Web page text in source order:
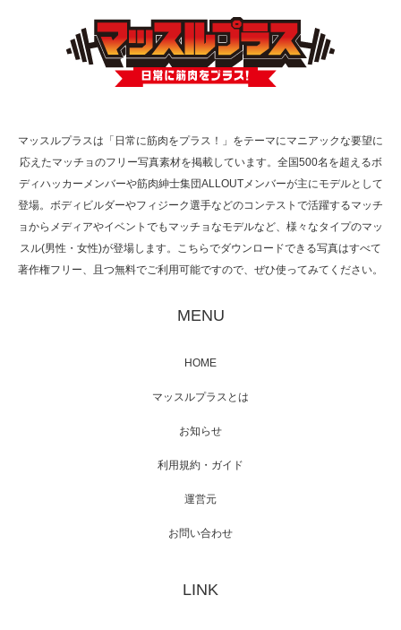
TOKYO FMラジオ番組「ONE MORNING」
で紹介さ…
た（6/8放送）
映画「メカバース」舞台挨拶へマッスルプラ
【TV】NHK BS「COOL JAPAN 」にてマッス
マッスルプラスは「日常に筋肉をプラス！」をテーマにマニアックな要望に
応えたマッチョのフリー写真素材を掲載しています。全国500名を超えるボ
ディハッカーメンバーや筋肉紳士集団ALLOUTメンバーが主にモデルとして
登場。ボディビルダーやフィジーク選手などのコンテストで活躍するマッチ
ョからメディアやイベントでもマッチョなモデルなど、様々なタイプのマッ
スル(男性・女性)が登場します。こちらでダウンロードできる写真はすべて
著作権フリー、且つ無料でご利用可能ですので、ぜひ使ってみてください。
MENU
HOME
マッスルプラスとは
お知らせ
利用規約・ガイド
運営元
お問い合わせ
LINK